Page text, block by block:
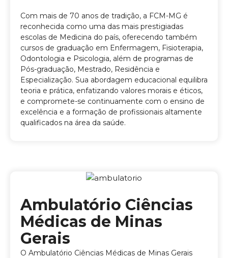
Com mais de 70 anos de tradição, a FCM-MG é
reconhecida como uma das mais prestigiadas
escolas de Medicina do país, oferecendo também
cursos de graduação em Enfermagem, Fisioterapia,
Odontologia e Psicologia, além de programas de
Pós-graduação, Mestrado, Residência e
Especialização. Sua abordagem educacional equilibra
teoria e prática, enfatizando valores morais e éticos,
e compromete-se continuamente com o ensino de
excelência e a formação de profissionais altamente
qualificados na área da saúde.
Ambulatório Ciências
Médicas de Minas
Gerais
O Ambulatório Ciências Médicas de Minas Gerais